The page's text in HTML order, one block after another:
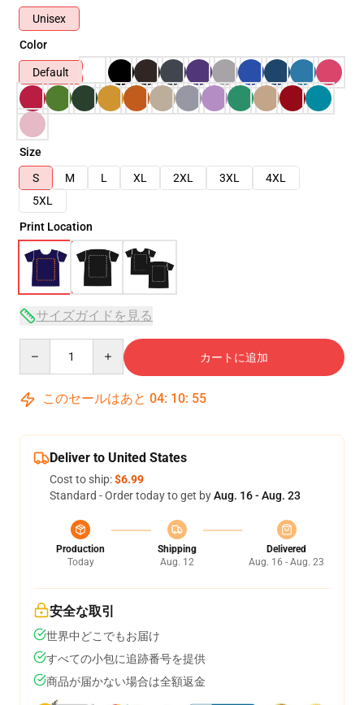
Unisex
Color
Default
Size
S
M L XL 2XL 3XL
4XL
5XL
Print Location
サイズガイドを見る
カートに追加
このセールはあと 04: 10: 54
Deliver to United States
Cost to ship:$6.99
Standard - Order today to get byAug. 16 - Aug. 23
Production
Today
Shipping
Aug. 12
Delivered
Aug. 16 - Aug. 23
安全な取引
世界中どこでもお届け
すべての小包に追跡番号を提供
商品が届かない場合は全額返金